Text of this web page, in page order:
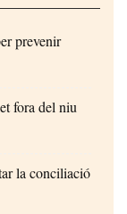
prevenir
fora del niu
la conciliació